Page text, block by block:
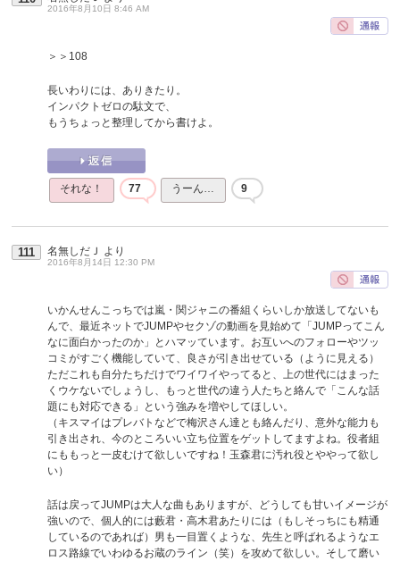
2016年8月10日 8:46 AM
＞＞108
長いわりには、ありきたり。
インパクトゼロの駄文で、
もうちょっと整理してから書けよ。
それな！ 77 うーん… 9
111 名無しだＪ より
2016年8月14日 12:30 PM
いかんせんこっちでは嵐・関ジャニの番組くらいしか放送してないも
んで、最近ネットでJUMPやセクゾの動画を見始めて「JUMPってこん
なに面白かったのか」とハマッています。お互いへのフォローやツッ
コミがすごく機能していて、良さが引き出せている（ように見える）
ただこれも自分たちだけでワイワイやってると、上の世代にはまった
くウケないでしょうし、もっと世代の違う人たちと絡んで「こんな話
題にも対応できる」という強みを増やしてほしい。
（キスマイはプレバトなどで梅沢さん達とも絡んだり、意外な能力も
引き出され、今のところいい立ち位置をゲットしてますよね。役者組
にももっと一皮むけて欲しいですね！玉森君に汚れ役とややって欲し
い）
話は戻ってJUMPは大人な曲もありますが、どうしても甘いイメージが
強いので、個人的には藪君・高木君あたりには（もしそっちにも精通
しているのであれば）男も一目置くような、先生と呼ばれるようなエ
ロス路線でいわゆるお蔵のライン（笑）を攻めて欲しい。そして磨い